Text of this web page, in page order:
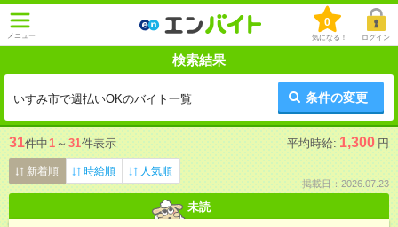
メニュー
0
気になる！ ログイン
検索結果
いすみ市で週払いOKのバイト一覧 条件の変更
31件中1 ～ 31件表示 平均時給: 1,300 円
新着順 時給順 人気順
掲載日：2026.07.23
未読